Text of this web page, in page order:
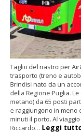
Taglio del nastro per
trasporto (treno e
Brindisi nato da un
della Regione Puglia.
metano) da 65 posti
e raggiungono in meno
minuti il porto. Al
Riccardo… Leggi